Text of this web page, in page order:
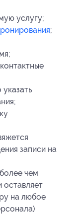
услугу;
;
записи на
чем
оставляет
на любое